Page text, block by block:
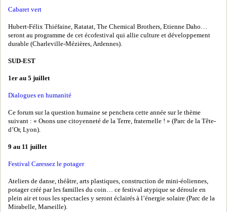
Cabaret vert
Hubert-Félix Thiéfaine, Ratatat, The Chemical Brothers, Etienne Daho…
seront au programme de cet écofestival qui allie culture et développement
durable (Charleville-Mézières, Ardennes).
SUD-EST
1er au 5 juillet
Dialogues en humanité
Ce forum sur la question humaine se penchera cette année sur le thème
suivant : « Osons une citoyenneté de la Terre, fraternelle ! » (Parc de la Tête-
d’Or, Lyon).
9 au 11 juillet
Festival Caressez le potager
Ateliers de danse, théâtre, arts plastiques, construction de mini-éoliennes,
potager créé par les familles du coin… ce festival atypique se déroule en
plein air et tous les spectacles y seront éclairés à l’énergie solaire (Parc de la
Mirabelle, Marseille).